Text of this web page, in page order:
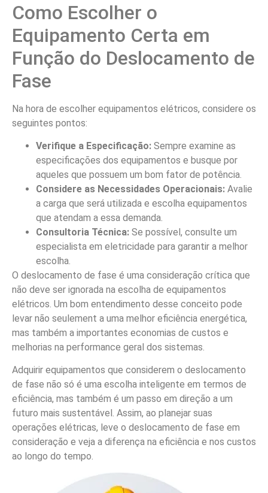
Como Escolher o
Equipamento Certa em
Função do Deslocamento de
Fase
Na hora de escolher equipamentos elétricos, considere os
seguintes pontos:
Verifique a Especificação: Sempre examine as
especificações dos equipamentos e busque por
aqueles que possuem um bom fator de potência.
Considere as Necessidades Operacionais: Avalie
a carga que será utilizada e escolha equipamentos
que atendam a essa demanda.
Consultoria Técnica: Se possível, consulte um
especialista em eletricidade para garantir a melhor
escolha.
O deslocamento de fase é uma consideração crítica que
não deve ser ignorada na escolha de equipamentos
elétricos. Um bom entendimento desse conceito pode
levar não seulement a uma melhor eficiência energética,
mas também a importantes economias de custos e
melhorias na performance geral dos sistemas.
Adquirir equipamentos que considerem o deslocamento
de fase não só é uma escolha inteligente em termos de
eficiência, mas também é um passo em direção a um
futuro mais sustentável. Assim, ao planejar suas
operações elétricas, leve o deslocamento de fase em
consideração e veja a diferença na eficiência e nos custos
ao longo do tempo.